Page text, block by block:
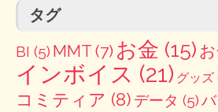
タグ
BI (5) MMT (7) お金 (15)
インボイス (21) グッズ
コミティア (8) データ (5)